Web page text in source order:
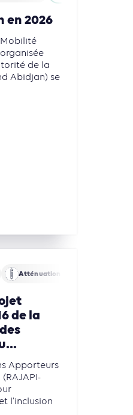
en 2026
de la
Abidjan) se
Atténuation
de la
Apporteurs
l’inclusion